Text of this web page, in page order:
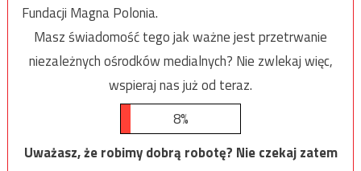
Fundacji Magna Polonia.
Masz świadomość tego jak ważne jest przetrwanie
niezależnych ośrodków medialnych? Nie zwlekaj więc,
wspieraj nas już od teraz.
8%
Uważasz, że robimy dobrą robotę? Nie czekaj zatem